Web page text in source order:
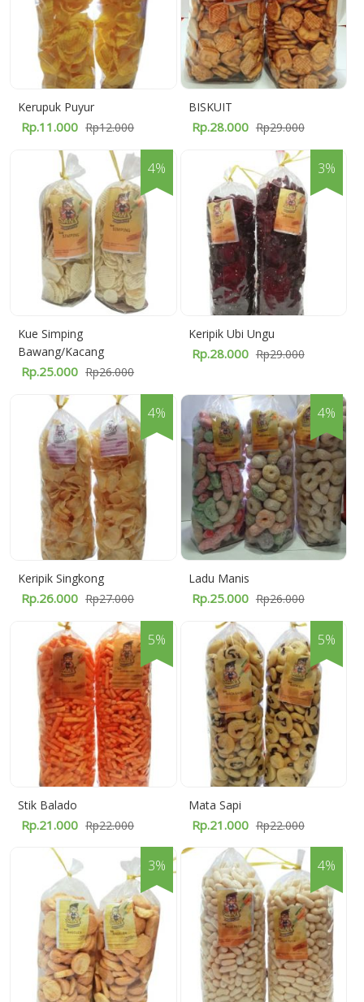
Kerupuk Puyur
Rp.11.000 Rp12.000
BISKUIT
Rp.28.000 Rp29.000
4%
Kue Simping
Bawang/Kacang
Rp.25.000 Rp26.000
3%
Keripik Ubi Ungu
Rp.28.000 Rp29.000
4%
Keripik Singkong
Rp.26.000 Rp27.000
4%
Ladu Manis
Rp.25.000 Rp26.000
5%
Stik Balado
Rp.21.000 Rp22.000
5%
Mata Sapi
Rp.21.000 Rp22.000
3% 4%